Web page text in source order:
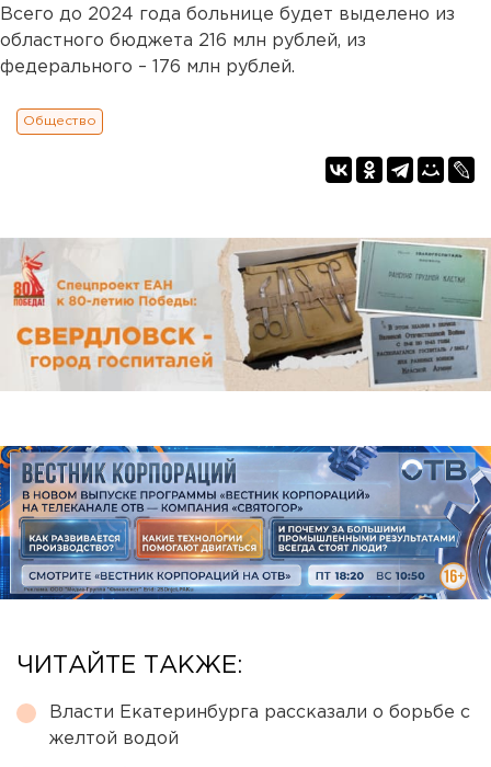
Всего до 2024 года больнице будет выделено из
областного бюджета 216 млн рублей, из
федерального – 176 млн рублей.
Общество
ЧИТАЙТЕ ТАКЖЕ:
Власти Екатеринбурга рассказали о борьбе с
желтой водой